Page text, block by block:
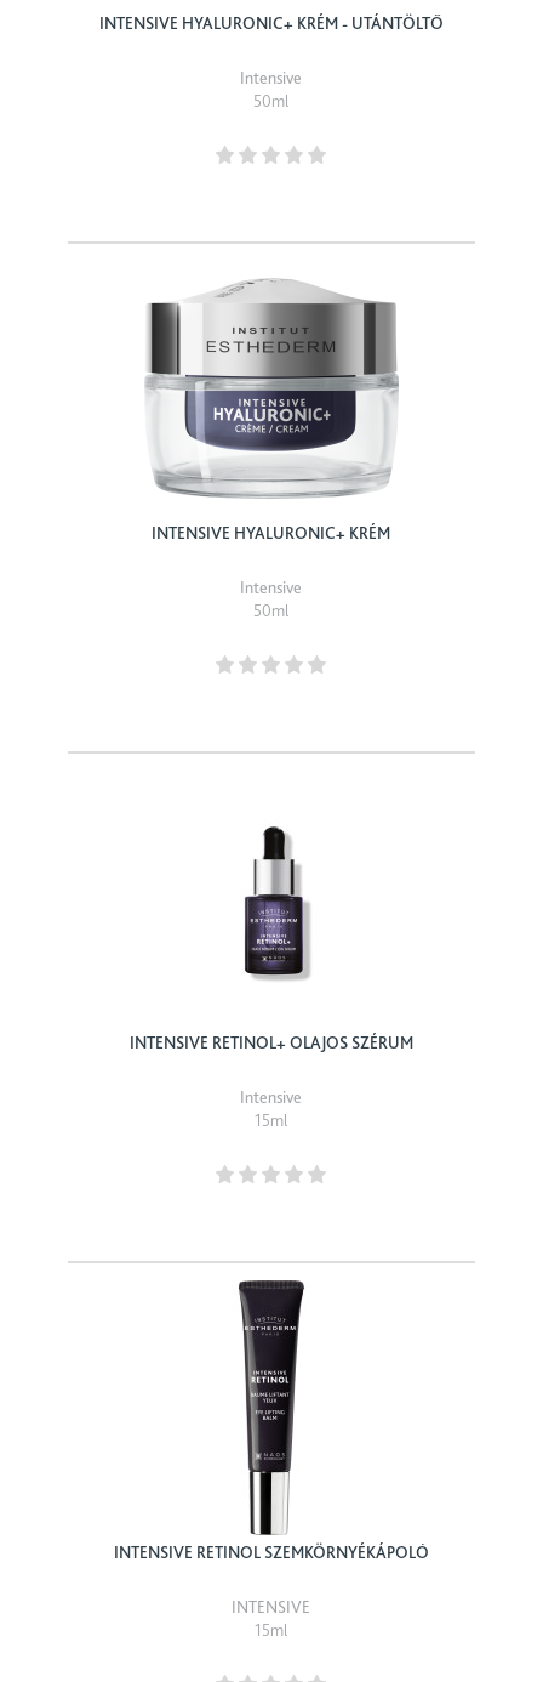
INTENSIVE HYALURONIC+ KRÉM - UTÁNTÖLTŐ
Intensive
50ml
INTENSIVE HYALURONIC+ KRÉM
Intensive
50ml
INTENSIVE RETINOL+ OLAJOS SZÉRUM
Intensive
15ml
INTENSIVE RETINOL SZEMKÖRNYÉKÁPOLÓ
INTENSIVE
15ml